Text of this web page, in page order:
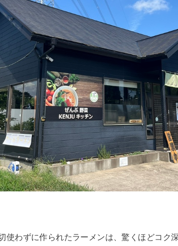
使わずに作られたラーメンは、驚くほどコク